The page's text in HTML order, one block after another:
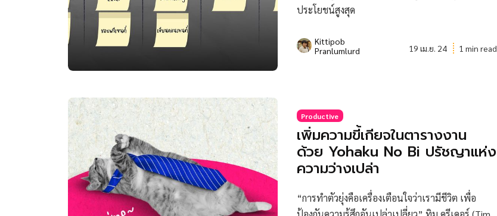
ประโยชน์สูงสุด
Kittipob
Pranlumlurd
19 เม.ย. 24 1 min read
Productive
เพิ่มความขี้เกียจในตารางงาน
ด้วย Yohaku No Bi ปรัชญาแห่ง
ความว่างเปล่า
“การทำตัวยุ่งคือเครื่องเตือนใจว่าเรามีชีวิต เพื่อ